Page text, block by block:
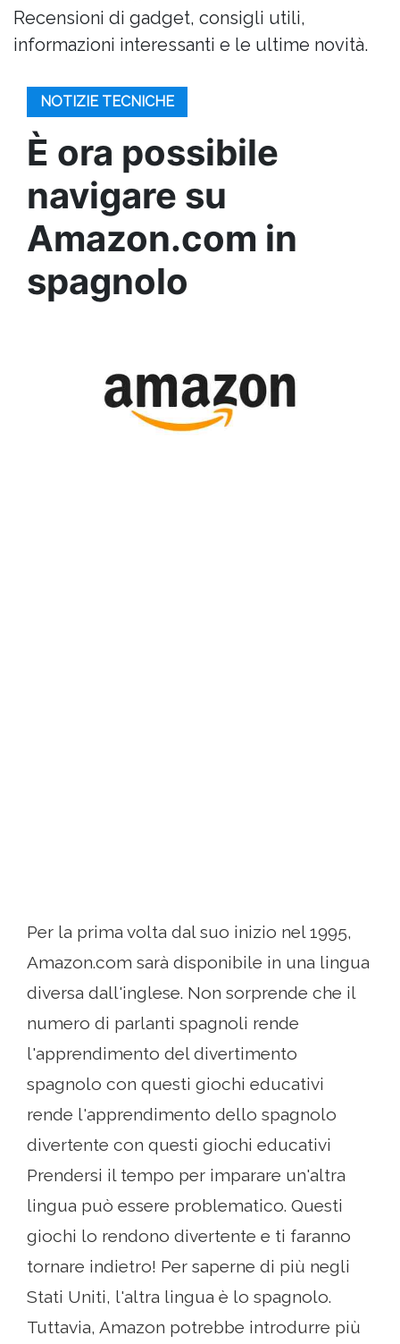
Recensioni di gadget, consigli utili,
informazioni interessanti e le ultime novità.
NOTIZIE TECNICHE
È ora possibile
navigare su
Amazon.com in
spagnolo
Per la prima volta dal suo inizio nel 1995,
Amazon.com sarà disponibile in una lingua
diversa dall'inglese. Non sorprende che il
numero di parlanti spagnoli rende
l'apprendimento del divertimento
spagnolo con questi giochi educativi
rende l'apprendimento dello spagnolo
divertente con questi giochi educativi
Prendersi il tempo per imparare un'altra
lingua può essere problematico. Questi
giochi lo rendono divertente e ti faranno
tornare indietro! Per saperne di più negli
Stati Uniti, l'altra lingua è lo spagnolo.
Tuttavia, Amazon potrebbe introdurre più